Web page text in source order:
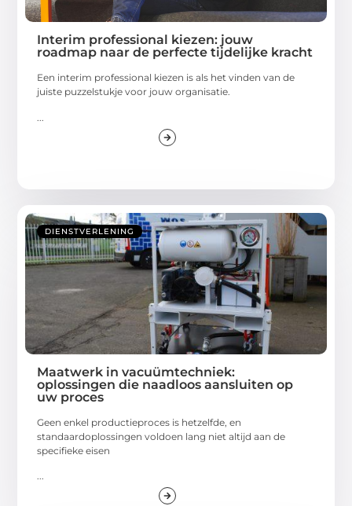
Interim professional kiezen: jouw
roadmap naar de perfecte tijdelijke kracht
Een interim professional kiezen is als het vinden van de
juiste puzzelstukje voor jouw organisatie.
DIENSTVERLENING
Maatwerk in vacuümtechniek:
oplossingen die naadloos aansluiten op
uw proces
Geen enkel productieproces is hetzelfde, en
standaardoplossingen voldoen lang niet altijd aan de
specifieke eisen